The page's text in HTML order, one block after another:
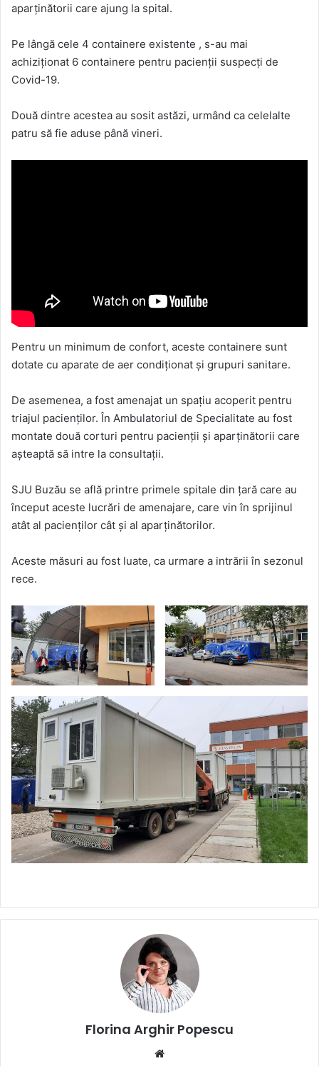
aparținătorii care ajung la spital.
Pe lângă cele 4 containere existente , s-au mai
achiziționat 6 containere pentru pacienții suspecți de
Covid-19.
Două dintre acestea au sosit astăzi, urmând ca celelalte
patru să fie aduse până vineri.
Pentru un minimum de confort, aceste containere sunt
dotate cu aparate de aer condiționat și grupuri sanitare.
De asemenea, a fost amenajat un spațiu acoperit pentru
triajul pacienților. În Ambulatoriul de Specialitate au fost
montate două corturi pentru pacienții și aparținătorii care
aşteaptă să intre la consultaţii.
SJU Buzău se află printre primele spitale din țară care au
început aceste lucrări de amenajare, care vin în sprijinul
atât al pacienţilor cât şi al aparţinătorilor.
Aceste măsuri au fost luate, ca urmare a intrării în sezonul
rece.
Florina Arghir Popescu